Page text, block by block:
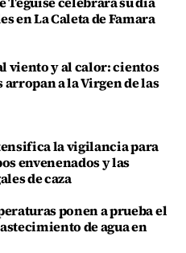
en La Caleta de Famara
viento y al calor: cientos
a la Virgen de las
la vigilancia para
envenenados y las
de caza
ponen a prueba el
de agua en